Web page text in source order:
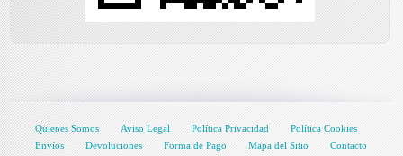
Quienes Somos Aviso Legal Política Privacidad
Política Cookies
Envíos
Devoluciones Forma de Pago Mapa del Sitio Contacto